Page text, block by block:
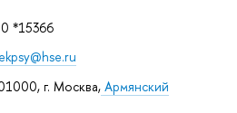
*15366
г. Москва, Армянский